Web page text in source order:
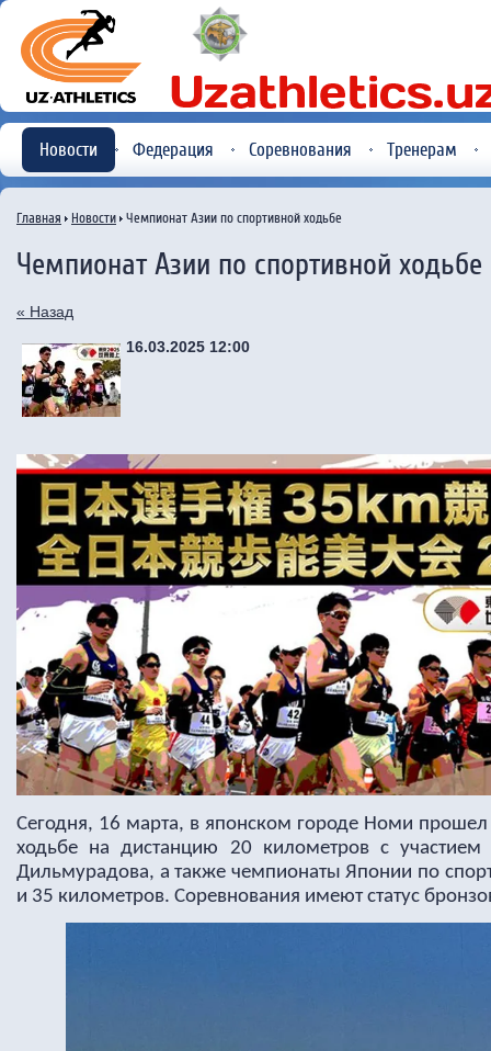
Новости Федерация Соревнования Тренерам
Главная Новости Чемпионат Азии по спортивной ходьбе
Чемпионат Азии по спортивной ходьбе
« Назад
16.03.2025 12:00
Сегодня, 16 марта, в японском городе Номи
ходьбе на дистанцию 20 километров с участием
Дильмурадова, а также чемпионаты Японии по
и 35 километров. Соревнования имеют статус